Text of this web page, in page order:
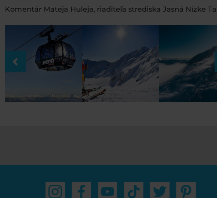
Komentár Mateja Huleja, riaditeľa strediska Jasná Nízke